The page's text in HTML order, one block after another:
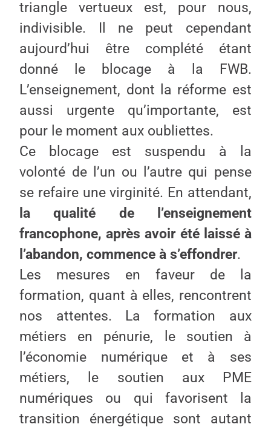
triangle vertueux est, pour nous,
indivisible. Il ne peut cependant
aujourd’hui être complété étant
donné le blocage à la FWB.
L’enseignement, dont la réforme est
aussi urgente qu’importante, est
pour le moment aux oubliettes.
Ce blocage est suspendu à la
volonté de l’un ou l’autre qui pense
se refaire une virginité. En attendant,
la qualité de l’enseignement
francophone, après avoir été laissé à
l’abandon, commence à s’effondrer.
Les mesures en faveur de la
formation, quant à elles, rencontrent
nos attentes. La formation aux
métiers en pénurie, le soutien à
l’économie numérique et à ses
métiers, le soutien aux PME
numériques ou qui favorisent la
transition énergétique sont autant